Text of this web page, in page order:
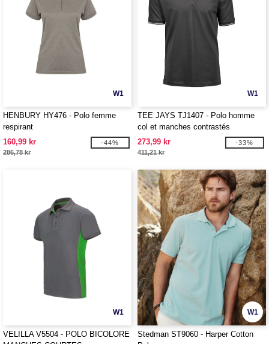
W1
HENBURY HY476 - Polo femme
respirant
160,99 kr
286,78 kr
-44%
W1
TEE JAYS TJ1407 - Polo homme
col et manches contrastés
273,99 kr
411,21 kr
-33%
W1
VELILLA V5504 - POLO BICOLORE
W1
Stedman ST9060 - Harper Cotton